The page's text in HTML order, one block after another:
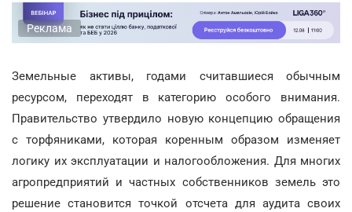
Реклама
Земельные активы, годами считавшиеся обычным
ресурсом, переходят в категорию особого внимания.
Правительство утвердило новую концепцию обращения
с торфяниками, которая коренным образом изменяет
логику их эксплуатации и налогообложения. Для многих
агропредприятий и частных собственников земель это
решение становится точкой отсчета для аудита своих